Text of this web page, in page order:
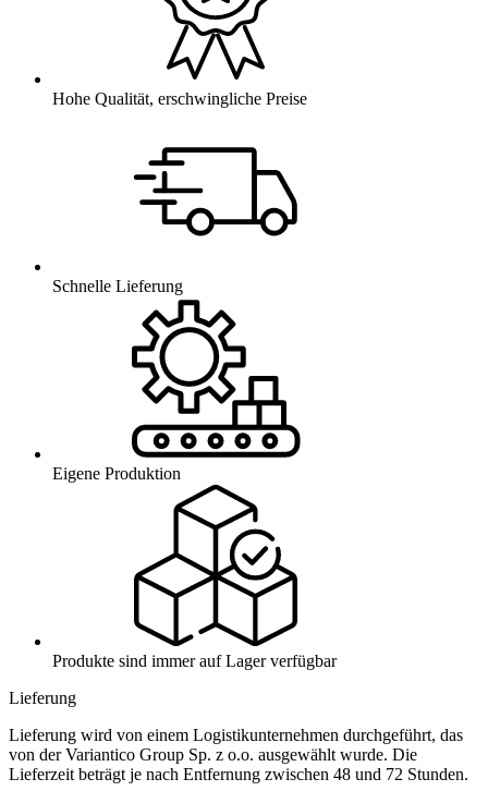
Hohe Qualität, erschwingliche Preise
Schnelle Lieferung
Eigene Produktion
Produkte sind immer auf Lager verfügbar
Lieferung
Lieferung wird von einem Logistikunternehmen durchgeführt, das
von der Variantico Group Sp. z o.o. ausgewählt wurde. Die
Lieferzeit beträgt je nach Entfernung zwischen 48 und 72 Stunden.